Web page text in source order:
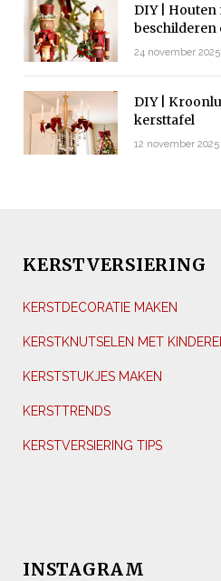
DIY |
beschilderen
24 november 2025
DIY |
kersttafel
12 november 2025
KERSTVERSIERING
KERSTDECORATIE MAKEN
KERSTKNUTSELEN MET
KERSTSTUKJES MAKEN
KERSTTRENDS
KERSTVERSIERING TIPS
INSTAGRAM